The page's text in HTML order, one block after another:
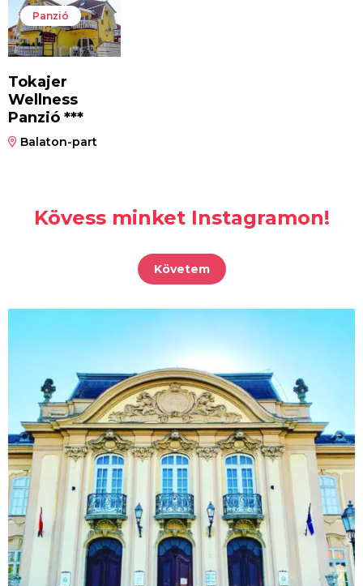
Panzió
Tokajer
Wellness
Panzió ***
Balaton-part
Kövess minket Instagramon!
Követem